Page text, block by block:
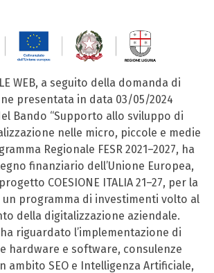
WEB, a seguito della domanda di
presentata in data 03/05/2024
Bando “Supporto allo sviluppo di
nelle micro, piccole e medie
Regionale FESR 2021–2027, ha
finanziario dell’Unione Europea,
COESIONE ITALIA 21–27, per la
un programma di investimenti volto al
della digitalizzazione aziendale.
riguardato l’implementazione di
hardware e software, consulenze
ambito SEO e Intelligenza Artificiale,